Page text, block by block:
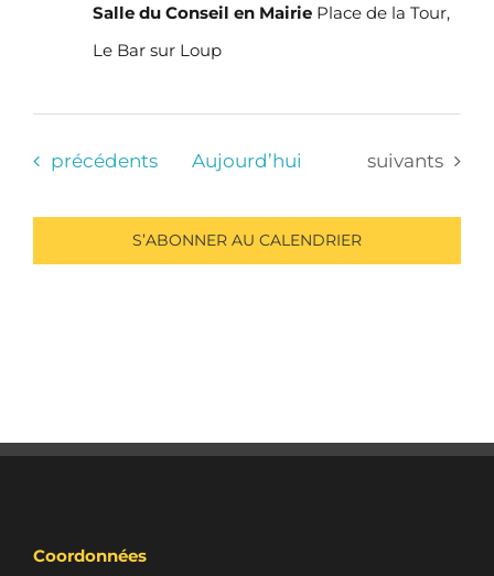
Salle du Conseil en Mairie Place de la Tour,
Le Bar sur Loup
Évènements
précédents Aujourd’hui Évènements
suivants
S’ABONNER AU CALENDRIER
Coordonnées